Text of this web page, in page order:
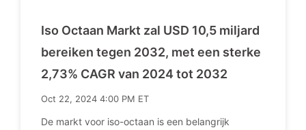
Iso Octaan Markt zal USD 10,5 miljard
bereiken tegen 2032, met een sterke
2,73% CAGR van 2024 tot 2032
Oct 22, 2024 4:00 PM ET
De markt voor iso-octaan is een belangrijk